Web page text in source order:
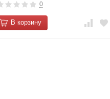
0
В корзину